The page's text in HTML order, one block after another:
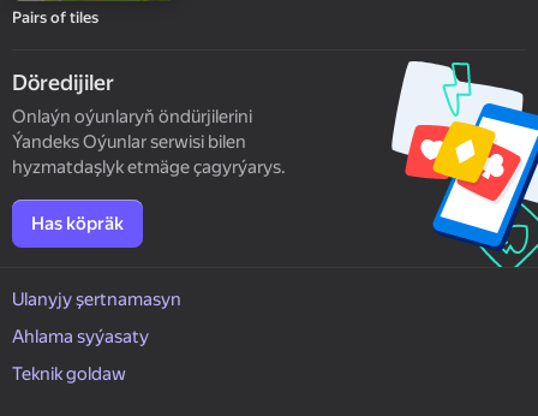
Pairs of tiles
Döredijiler
Onlaýn oýunlaryň öndürjilerini
Ýandeks Oýunlar serwisi bilen
hyzmatdaşlyk etmäge çagyrýarys.
Has köpräk
Ulanyjy şertnamasyn
Ahlama syýasaty
Teknik goldaw